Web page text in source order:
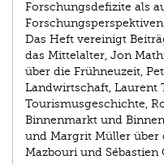
Forschungsdefizite als
Das Heft vereinigt
das Mittelalter, Jon
über die Frühneuzeit,
Landwirtschaft, Laurent
Tourismusgeschichte,
Binnenmarkt und
und Margrit Müller über
Mazbouri und Sébastien